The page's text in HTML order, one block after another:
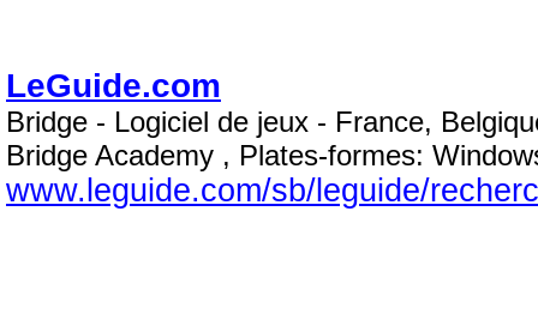
LeGuide.com
Bridge - Logiciel de jeux - France,
Bridge Academy , Plates-formes:
www.leguide.com/sb/leguide/